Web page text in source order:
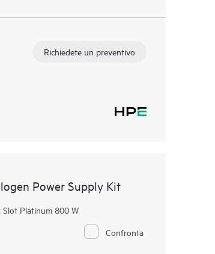
Richiedete un preventivo
Power Supply Kit
Slot Platinum 800 W
Confronta